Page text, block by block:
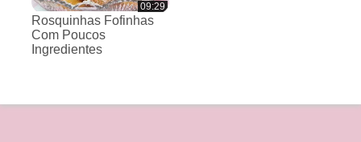
09:29
Rosquinhas Fofinhas
Com Poucos
Ingredientes